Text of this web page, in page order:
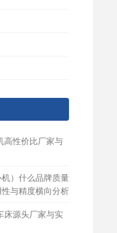
高性价比厂家与
）什么品牌质量
与精度横向分析
床源头厂家与实